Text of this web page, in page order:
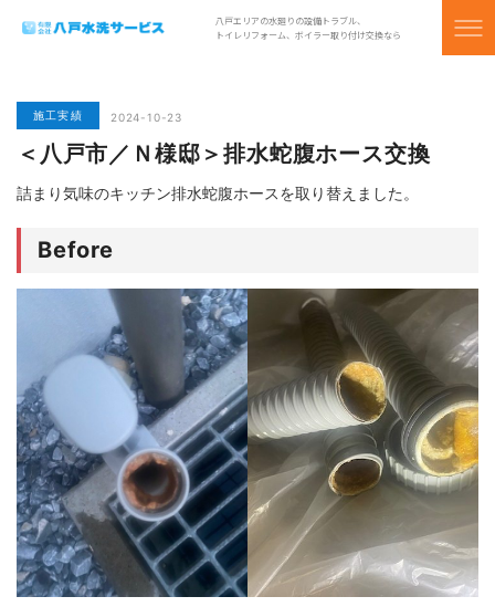
八戸エリアの水廻りの設備トラブル、
トイレリフォーム、ボイラー取り付け交換なら
施工実績 2024-10-23
＜八戸市／Ｎ様邸＞排水蛇腹ホース交換
詰まり気味のキッチン排水蛇腹ホースを取り替えました。
Before